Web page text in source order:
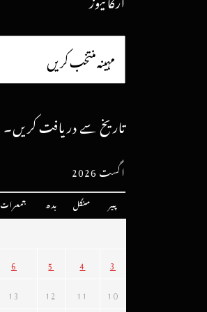
تاریخ سے دریافت کریں۔
اگست 2026
پیر منگل بدھ جمعرات
3
4
5
6
10
11
12
13